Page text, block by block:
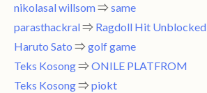
nikolasal willsom⇒ same
parasthackral⇒ Ragdoll Hit Unblocked
Haruto Sato ⇒ golf game
Teks Kosong⇒ ONILE PLATFROM
Teks Kosong⇒ piokt